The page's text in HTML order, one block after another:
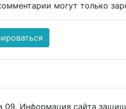
могут только
09. Информация сайта